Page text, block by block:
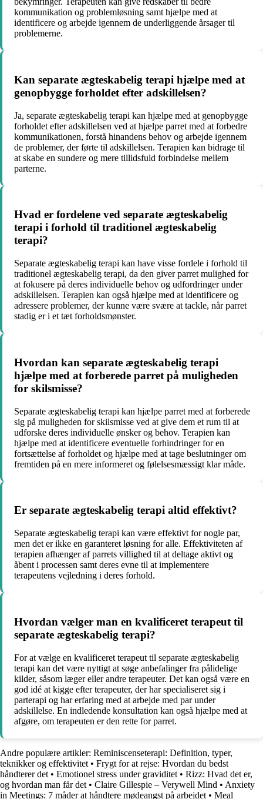
kommunikation og problemløsning samt hjælpe med at
identificere og arbejde igennem de underliggende årsager til
problemerne.
Kan separate ægteskabelig terapi hjælpe med at
genopbygge forholdet efter adskillelsen?
Ja, separate ægteskabelig terapi kan hjælpe med at genopbygge
forholdet efter adskillelsen ved at hjælpe parret med at forbedre
kommunikationen, forstå hinandens behov og arbejde igennem
de problemer, der førte til adskillelsen. Terapien kan bidrage til
at skabe en sundere og mere tillidsfuld forbindelse mellem
parterne.
Hvad er fordelene ved separate ægteskabelig
terapi i forhold til traditionel ægteskabelig
terapi?
Separate ægteskabelig terapi kan have visse fordele i forhold til
traditionel ægteskabelig terapi, da den giver parret mulighed for
at fokusere på deres individuelle behov og udfordringer under
adskillelsen. Terapien kan også hjælpe med at identificere og
adressere problemer, der kunne være svære at tackle, når parret
stadig er i et tæt forholdsmønster.
Hvordan kan separate ægteskabelig terapi
hjælpe med at forberede parret på muligheden
for skilsmisse?
Separate ægteskabelig terapi kan hjælpe parret med at forberede
sig på muligheden for skilsmisse ved at give dem et rum til at
udforske deres individuelle ønsker og behov. Terapien kan
hjælpe med at identificere eventuelle forhindringer for en
fortsættelse af forholdet og hjælpe med at tage beslutninger om
fremtiden på en mere informeret og følelsesmæssigt klar måde.
Er separate ægteskabelig terapi altid effektivt?
Separate ægteskabelig terapi kan være effektivt for nogle par,
men det er ikke en garanteret løsning for alle. Effektiviteten af
terapien afhænger af parrets villighed til at deltage aktivt og
åbent i processen samt deres evne til at implementere
terapeutens vejledning i deres forhold.
Hvordan vælger man en kvalificeret terapeut til
separate ægteskabelig terapi?
For at vælge en kvalificeret terapeut til separate ægteskabelig
terapi kan det være nyttigt at søge anbefalinger fra pålidelige
kilder, såsom læger eller andre terapeuter. Det kan også være en
god idé at kigge efter terapeuter, der har specialiseret sig i
parterapi og har erfaring med at arbejde med par under
adskillelse. En indledende konsultation kan også hjælpe med at
afgøre, om terapeuten er den rette for parret.
Andre populære artikler: Reminiscenseterapi: Definition, typer,
teknikker og effektivitet • Frygt for at rejse: Hvordan du bedst
håndterer det • Emotionel stress under graviditet • Rizz: Hvad det er,
og hvordan man får det • Claire Gillespie – Verywell Mind • Anxiety
in Meetings: 7 måder at håndtere mødeangst på arbejdet • Meal